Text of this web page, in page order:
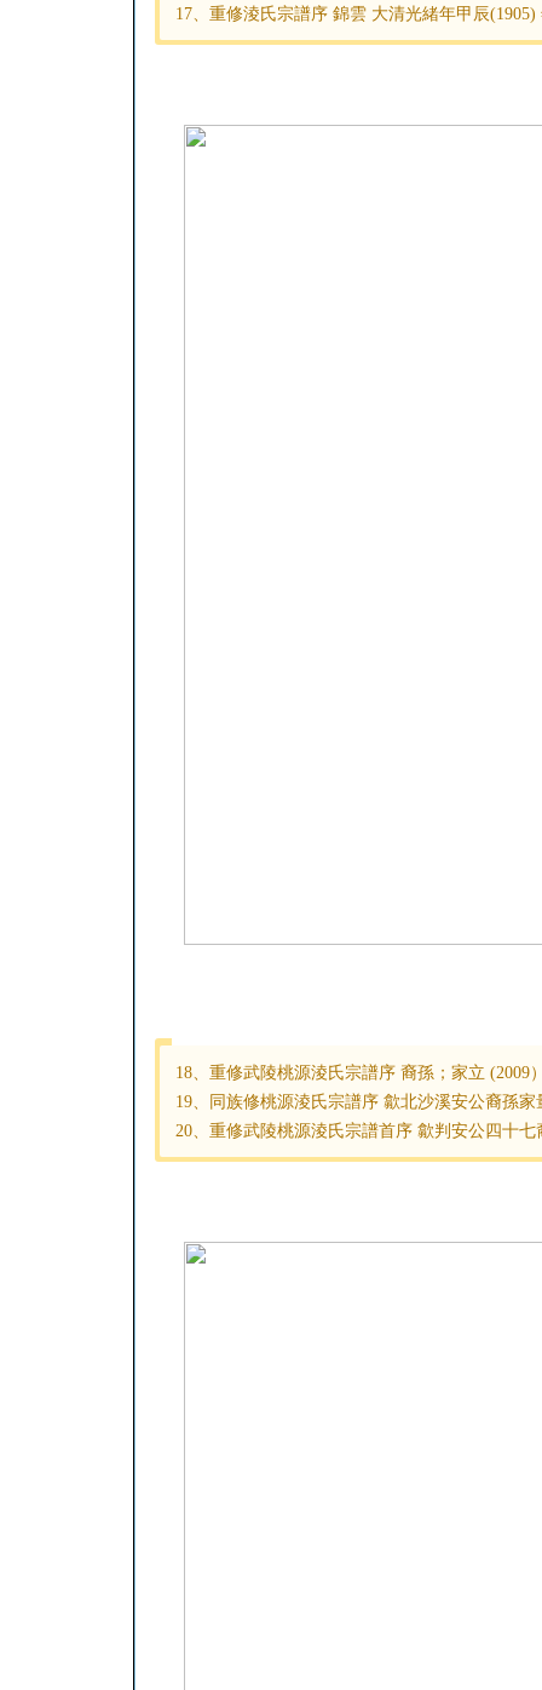
17、重修淩氏宗譜序 錦雲 大清光緒年甲辰(1905)
18、重修武陵桃源淩氏宗譜序 裔孫；家立 (2009
19、同族修桃源淩氏宗譜序 歙北沙溪安公裔孫家
20、重修武陵桃源淩氏宗譜首序 歙判安公四十七